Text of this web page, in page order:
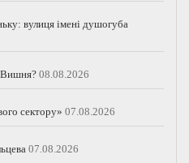
вулиця імені душогуба
Вишня? 08.08.2026
сектору» 07.08.2026
07.08.2026